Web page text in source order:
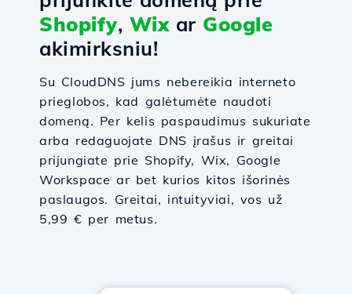
Shopify, Wixar Google
akimirksniu!
Su CloudDNS jums nebereikia interneto
prieglobos, kad galėtumėte naudoti
domeną. Per kelis paspaudimus sukuriate
arba redaguojate DNS įrašus ir greitai
prijungiate prie Shopify, Wix, Google
Workspace ar bet kurios kitos išorinės
paslaugos. Greitai, intuityviai, vos už
5,99 € per metus.